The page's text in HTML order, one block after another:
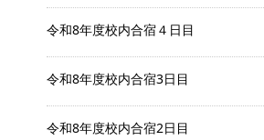
令和8年度校内合宿４日目
令和8年度校内合宿3日目
令和8年度校内合宿2日目